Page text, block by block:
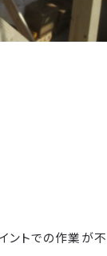
ントでの作業が不